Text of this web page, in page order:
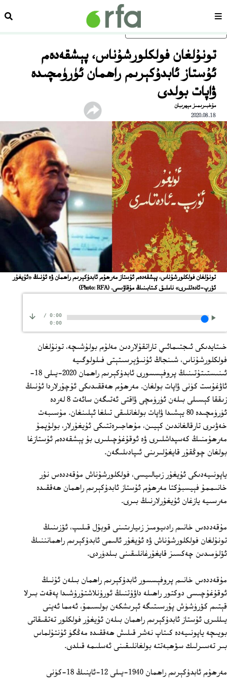
ئاساسلىق مەزمۇنغا ئاتلاڭسەھىپە
تونۇلغان فولكلورشۇناس، پېشقەدەم
ئۇستاز ئابدۇكېرىم راھمان ئۈرۈمچىدە
ۋاپات بولدى
مۇخبىرىمىز مېھرىبان
2020.08.18
تونۇلغان فولكلورشۇناس، پېشقەدەم ئۇستاز مەرھۇم ئابدۇكېرىم راھمان ۋە ئۇنىڭ «ئۇيغۇر
ئۆرپ-ئادەتلىرى» ناملىق كىتابىنىڭ مۇقاۋىسى.(Photo: RFA)
0:00
/
0:00
خىتايدىكى ئىجتىمائىي تاراتقۇلاردىن مەلۇم بولۇشىچە، تونۇلغان
فولكلورشۇناس، شىنجاڭ ئۇنىۋېرسىتېتى فىلولوگىيە
ئىنىستىتۇتىنىڭ پروفېسسورى ئابدۇكېرىم راھمان 2020-يىلى 18-
ئاۋغۇست كۈنى ۋاپات بولغان. مەرھۇم ھەققىدىكى ئۇچۇرلاردا ئۇنىڭ
زىققا كېسىلى بىلەن ئۈرۈمچى ۋاقتى ئەتىگەن سائەت 8 لەردە
ئۈرۈمچىدە 80 يېشىدا ۋاپات بولغانلىقى تىلغا ئېلىنغان. مۇسىبەت
خەۋىرى تارقالغاندىن كېيىن، مۇھاجىرەتتىكى ئۇيغۇرلار، بولۇپمۇ
مەرھۇمنىڭ كەسپداشلىرى ۋە ئوقۇغۇچىلىرى بۇ پېشقەدەم ئۇستازغا
بولغان چوڭقۇر قايغۇلىرىنى ئىپادىلىگەن.
ياپونىيەدىكى ئۇيغۇر زىيالىيسى، فولكلورشۇناش مۇقەددەس نۇر
خانىممۇ فېيسبۇكتا مەرھۇم ئۇستاز ئابدۇكېرىم راھمان ھەققىدە
مەرسىيە يازغان ئۇيغۇرلارنىڭ بىرى.
مۇقەددەس خانىم رادىيومىز زىيارىتىنى قوبۇل قىلىپ، ئۆزىنىڭ
تونۇلغان فولكلورشۇناش ۋە ئۇيغۇر ئالىمى ئابدۇكېرىم راھمانننىڭ
ئۆلۈمىدىن چەكسىز قايغۇرغانلىقىنى بىلدۈردى.
مۇقەددەس خانىم پروفېسسور ئابدۇكېرىم راھمان بىلەن ئۇنىڭ
ئوقۇغۇچىسى دوكتور راھىلە داۋۇتنىڭ ئورۇنلاشتۇرۇشىدا پەقەت بىرلا
قېتىم كۆرۈشۈش پۇرسىتىگە ئېرىشكەن بولسىمۇ، ئەمما ئەينى
يىللىرى ئۇستاز ئابدۇكېرىم راھمان بىلەن ئۇيغۇر فولكلور تەتقىقاتى
بويىچە ياپونىيەدە كىتاپ نەشر قىلىش ھەققىدە مەڭگۈ ئۇنتۇلماس
بىر تەسىرلىك سۆھبەتتە بولغانلىقىنى ئەسلىمە قىلدى.
مەرھۇم ئابدۇكېرىم راھمان 1940-يىلى 12-ئاينىڭ 18-كۈنى